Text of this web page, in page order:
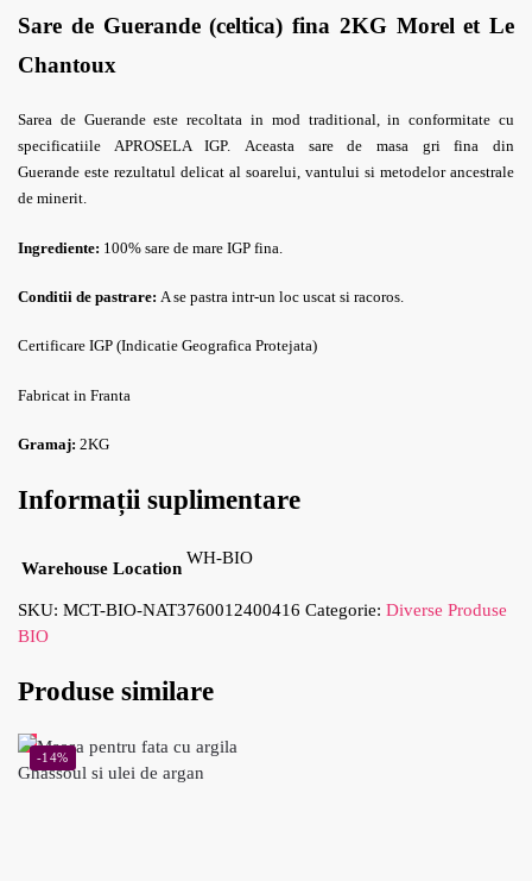
Sare de Guerande (celtica) fina 2KG Morel et Le
Chantoux
Sarea de Guerande este recoltata in mod traditional, in conformitate cu
specificatiile APROSELA IGP. Aceasta sare de masa gri fina din
Guerande este rezultatul delicat al soarelui, vantului si metodelor ancestrale
de minerit.
Ingrediente: 100% sare de mare IGP fina.
Conditii de pastrare: A se pastra intr-un loc uscat si racoros.
Certificare IGP (Indicatie Geografica Protejata)
Fabricat in Franta
Gramaj: 2KG
Informații suplimentare
Warehouse Location
WH-BIO
SKU: MCT-BIO-NAT3760012400416 Categorie: Diverse Produse
BIO
Produse similare
-14%